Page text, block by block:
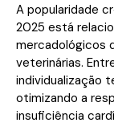
A popularidade
2025 está
mercadológicos
veterinárias.
individualização
otimizando a
insuficiência